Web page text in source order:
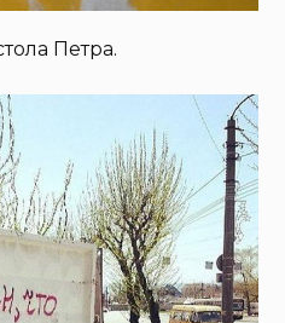
Петра.